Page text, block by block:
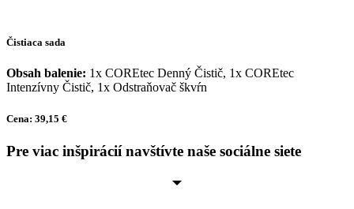
Čistiaca sada
Obsah balenie: 1x COREtec Denný Čistič, 1x COREtec
Intenzívny Čistič, 1x Odstraňovač škvŕn
Cena: 39,15 €
Pre viac inšpirácií navštívte naše sociálne siete